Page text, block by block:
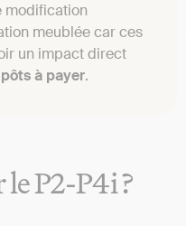
modification
meublée car ces
un impact direct
à payer.
P2-P4i ?